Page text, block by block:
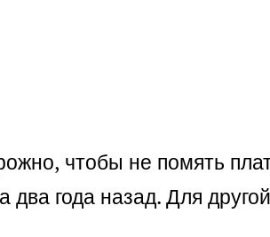
чтобы не помять
года назад. Для